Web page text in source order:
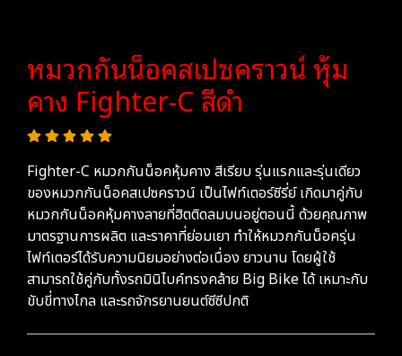
หมวกกันน็อคสเปซคราวน์ หุ้ม
คาง Fighter-C สีดำ
Fighter-C หมวกกันน็อคหุ้มคาง สีเรียบ รุ่นแรกและรุ่นเดียว
ของหมวกกันน็อคสเปซคราวน์ เป็นไฟท์เตอร์ซีรี่ย์ เกิดมาคู่กับ
หมวกกันน็อคหุ้มคางลายที่ฮิตติดลมบนอยู่ตอนนี้ ด้วยคุณภาพ
มาตรฐานการผลิต และราคาที่ย่อมเยา ทำให้หมวกกันน็อครุ่น
ไฟท์เตอร์ได้รับความนิยมอย่างต่อเนื่อง ยาวนาน โดยผู้ใช้
สามารถใช้คู่กับทั้งรถมินิไบค์ทรงคล้าย Big Bike ได้ เหมาะกับ
ขับขี่ทางไกล และรถจักรยานยนต์ซีซีปกติ